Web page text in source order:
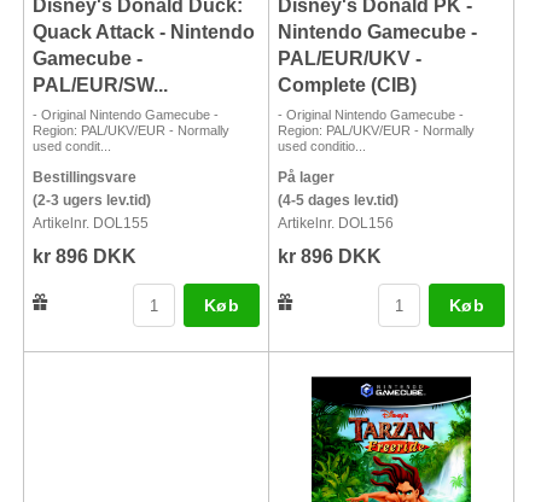
Disney's Donald Duck:
Quack Attack - Nintendo
Gamecube -
PAL/EUR/SW...
- Original Nintendo Gamecube -
Region: PAL/UKV/EUR - Normally
used condit...
Bestillingsvare
(2-3 ugers lev.tid)
Artikelnr. DOL155
kr 896 DKK
Køb
Disney's Donald PK -
Nintendo Gamecube -
PAL/EUR/UKV -
Complete (CIB)
- Original Nintendo Gamecube -
Region: PAL/UKV/EUR - Normally
used conditio...
På lager
(4-5 dages lev.tid)
Artikelnr. DOL156
kr 896 DKK
Køb